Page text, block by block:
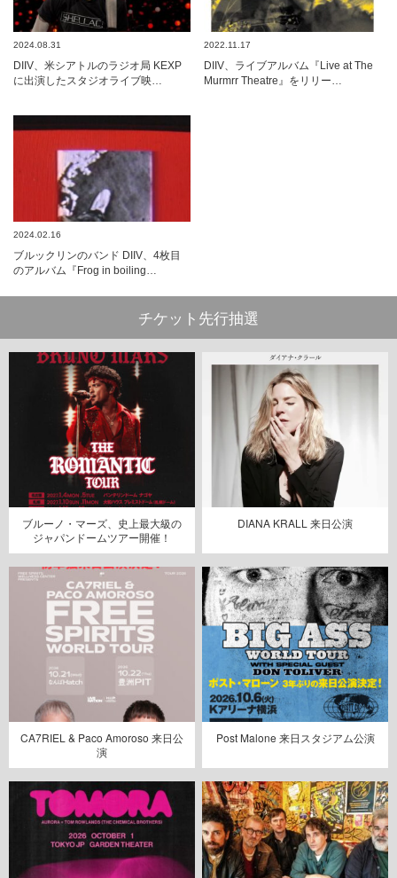
2024.08.31
DIIV、米シアトルのラジオ局 KEXP
に出演したスタジオライブ映…
2022.11.17
DIIV、ライブアルバム『Live at The
Murmrr Theatre』をリリー…
2024.02.16
ブルックリンのバンド DIIV、4枚目
のアルバム『Frog in boiling…
チケット先行抽選
ブルーノ・マーズ、史上最大級の
ジャパンドームツアー開催！
DIANA KRALL 来日公演
CA7RIEL & Paco Amoroso 来日公
演
Post Malone 来日スタジアム公演